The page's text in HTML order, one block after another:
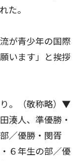
た。
が青少年の国際
います」と挨拶
。（敬称略）▼
湊人、準優勝・
／優勝・閔胥
６年生の部／優